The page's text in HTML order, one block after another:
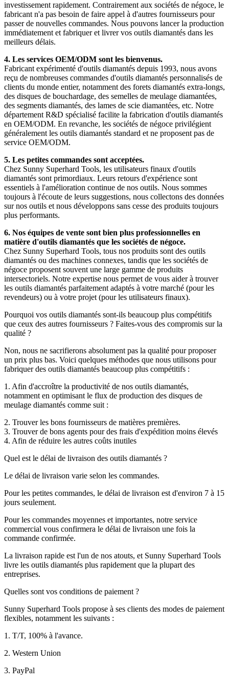
investissement rapidement. Contrairement aux sociétés de négoce, le
fabricant n'a pas besoin de faire appel à d'autres fournisseurs pour
passer de nouvelles commandes. Nous pouvons lancer la production
immédiatement et fabriquer et livrer vos outils diamantés dans les
meilleurs délais.
4. Les services OEM/ODM sont les bienvenus.
Fabricant expérimenté d'outils diamantés depuis 1993, nous avons
reçu de nombreuses commandes d'outils diamantés personnalisés de
clients du monde entier, notamment des forets diamantés extra-longs,
des disques de bouchardage, des semelles de meulage diamantées,
des segments diamantés, des lames de scie diamantées, etc. Notre
département R&D spécialisé facilite la fabrication d'outils diamantés
en OEM/ODM. En revanche, les sociétés de négoce privilégient
généralement les outils diamantés standard et ne proposent pas de
service OEM/ODM.
5. Les petites commandes sont acceptées.
Chez Sunny Superhard Tools, les utilisateurs finaux d'outils
diamantés sont primordiaux. Leurs retours d'expérience sont
essentiels à l'amélioration continue de nos outils. Nous sommes
toujours à l'écoute de leurs suggestions, nous collectons des données
sur nos outils et nous développons sans cesse des produits toujours
plus performants.
6. Nos équipes de vente sont bien plus professionnelles en
matière d'outils diamantés que les sociétés de négoce.
Chez Sunny Superhard Tools, tous nos produits sont des outils
diamantés ou des machines connexes, tandis que les sociétés de
négoce proposent souvent une large gamme de produits
intersectoriels. Notre expertise nous permet de vous aider à trouver
les outils diamantés parfaitement adaptés à votre marché (pour les
revendeurs) ou à votre projet (pour les utilisateurs finaux).
Pourquoi vos outils diamantés sont-ils beaucoup plus compétitifs
que ceux des autres fournisseurs ? Faites-vous des compromis sur la
qualité ?
Non, nous ne sacrifierons absolument pas la qualité pour proposer
un prix plus bas. Voici quelques méthodes que nous utilisons pour
fabriquer des outils diamantés beaucoup plus compétitifs :
1. Afin d'accroître la productivité de nos outils diamantés,
notamment en optimisant le flux de production des disques de
meulage diamantés comme suit :
2. Trouver les bons fournisseurs de matières premières.
3. Trouver de bons agents pour des frais d'expédition moins élevés
4. Afin de réduire les autres coûts inutiles
Quel est le délai de livraison des outils diamantés ?
Le délai de livraison varie selon les commandes.
Pour les petites commandes, le délai de livraison est d'environ 7 à 15
jours seulement.
Pour les commandes moyennes et importantes, notre service
commercial vous confirmera le délai de livraison une fois la
commande confirmée.
La livraison rapide est l'un de nos atouts, et Sunny Superhard Tools
livre les outils diamantés plus rapidement que la plupart des
entreprises.
Quelles sont vos conditions de paiement ?
Sunny Superhard Tools propose à ses clients des modes de paiement
flexibles, notamment les suivants :
1. T/T, 100% à l'avance.
2. Western Union
3. PayPal